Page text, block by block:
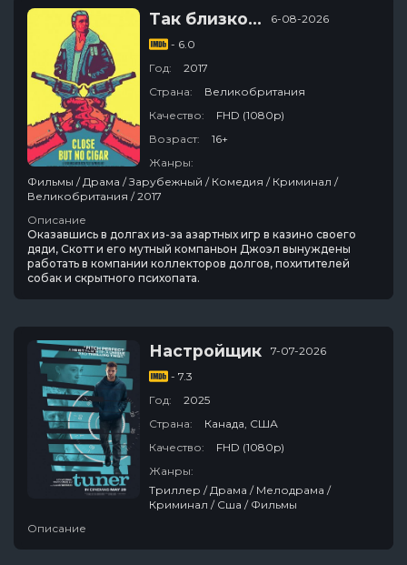
Так близко...
6-08-2026
- 6.0
Год:
2017
Страна:
Великобритания
Качество:
FHD (1080p)
Возраст:
16+
Жанры:
Фильмы / Драма / Зарубежный / Комедия / Криминал /
Великобритания / 2017
Описание
Оказавшись в долгах из-за азартных игр в казино своего
дяди, Скотт и его мутный компаньон Джоэл вынуждены
работать в компании коллекторов долгов, похитителей
собак и скрытного психопата.
Настройщик
7-07-2026
- 7.3
Год:
2025
Страна:
Канада, США
Качество:
FHD (1080p)
Жанры:
Триллер / Драма / Мелодрама /
Криминал / Сша / Фильмы
Описание